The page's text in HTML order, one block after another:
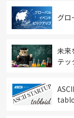
グロ
未来
テッ